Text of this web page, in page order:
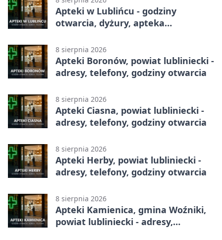
Apteki w Lublińcu - godziny
otwarcia, dyżury, apteka
8 sierpnia 2026
Apteki Boronów, powiat lubliniecki -
adresy, telefony, godziny otwarcia
8 sierpnia 2026
Apteki Ciasna, powiat lubliniecki -
adresy, telefony, godziny otwarcia
8 sierpnia 2026
Apteki Herby, powiat lubliniecki -
adresy, telefony, godziny otwarcia
8 sierpnia 2026
Apteki Kamienica, gmina Woźniki,
powiat lubliniecki - adresy,